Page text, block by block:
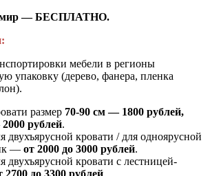
— БЕСПЛАТНО.
мебели в регионы
упаковку (дерево, фанера, пленка
размер 70-90 см — 1800 рублей,
рублей.
двухъярусной кровати / для одноярусной
— от 2000 до 3000 рублей.
двухъярусной кровати с лестницей-
2700 до 3300 рублей